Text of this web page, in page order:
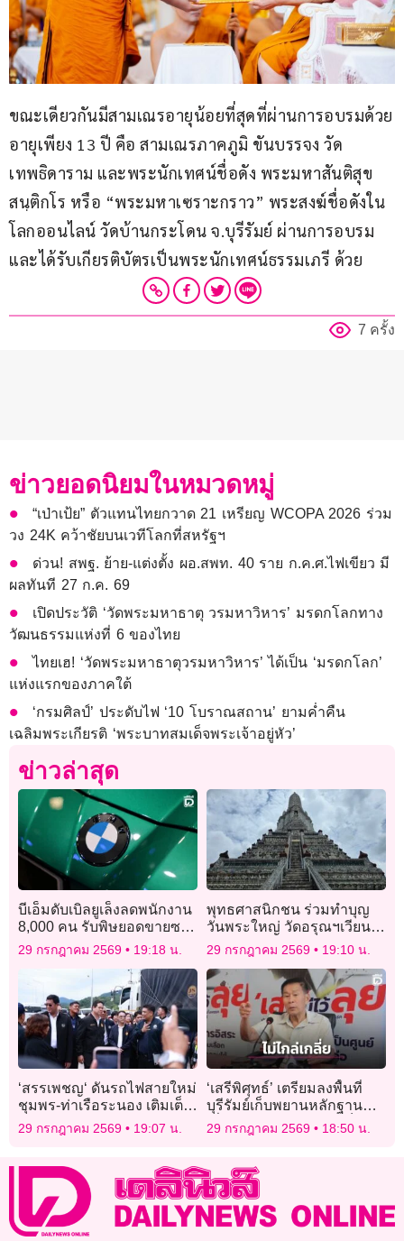
ขณะเดียวกันมีสามเณรอายุน้อยที่สุดที่ผ่านการอบรมด้วย
อายุเพียง 13 ปี คือ สามเณรภาคภูมิ ขันบรรจง วัด
เทพธิดาราม และพระนักเทศน์ชื่อดัง พระมหาสันติสุข
สนฺติกโร หรือ “พระมหาเซราะกราว” พระสงฆ์ชื่อดังใน
โลกออนไลน์ วัดบ้านกระโดน จ.บุรีรัมย์ ผ่านการอบรม
และได้รับเกียรติบัตรเป็นพระนักเทศน์ธรรมเภรี ด้วย
7 ครั้ง
ข่าวยอดนิยมในหมวดหมู่
“เป่าเป้ย” ตัวแทนไทยกวาด 21 เหรียญ WCOPA 2026 ร่วม
วง 24K คว้าชัยบนเวทีโลกที่สหรัฐฯ
ด่วน! สพฐ. ย้าย-แต่งตั้ง ผอ.สพท. 40 ราย ก.ค.ศ.ไฟเขียว มี
ผลทันที 27 ก.ค. 69
เปิดประวัติ ‘วัดพระมหาธาตุ วรมหาวิหาร’ มรดกโลกทาง
วัฒนธรรมแห่งที่ 6 ของไทย
ไทยเฮ! ‘วัดพระมหาธาตุวรมหาวิหาร’ ได้เป็น ‘มรดกโลก’
แห่งแรกของภาคใต้
‘กรมศิลป์’ ประดับไฟ ‘10 โบราณสถาน’ ยามค่ำคืน
เฉลิมพระเกียรติ ‘พระบาทสมเด็จพระเจ้าอยู่หัว’
ข่าวล่าสุด
บีเอ็มดับเบิลยูเล็งลดพนักงาน
8,000 คน รับพิษยอดขายซบ-
ตลาดรถยนต์โลกชะลอตัว
29 กรกฎาคม 2569 19:18 น.
พุทธศาสนิกชน ร่วมทำบุญ
วันพระใหญ่ วัดอรุณฯเวียน
เทียนด้วยต้นไม้ ลด PM2.5
29 กรกฎาคม 2569 19:10 น.
‘สรรเพชญ‘ ดันรถไฟสายใหม่
ชุมพร-ท่าเรือระนอง เติมเต็ม
Missing Link
29 กรกฎาคม 2569 19:07 น.
‘เสรีพิศุทธ์’ เตรียมลงพื้นที่
บุรีรัมย์เก็บพยานหลักฐาน
เพื่อให้ทนายเข้าใจข้อเท็จจริง
ก่อนไต่สวนคดี
29 กรกฎาคม 2569 18:50 น.